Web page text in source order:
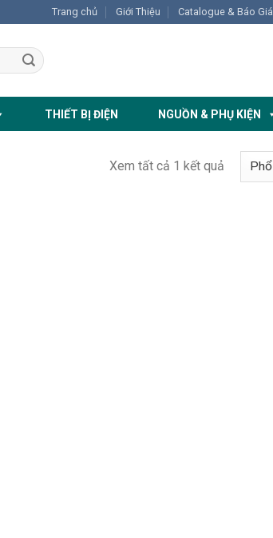
Trang chủ Giới Thiệu Catalogue & Báo Giá
THIẾT BỊ ĐIỆN NGUỒN & PHỤ KIỆN
Xem tất cả 1 kết quả